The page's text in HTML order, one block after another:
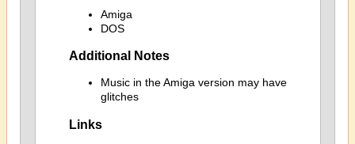
Amiga
DOS
Additional Notes
Music in the Amiga version may have
glitches
Links